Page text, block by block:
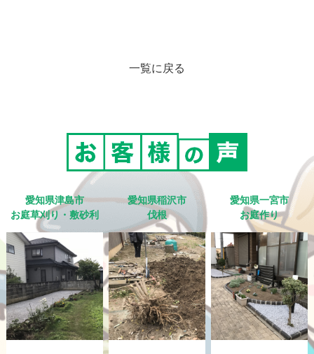
一覧に戻る
愛知県津島市
お庭草刈り・敷砂利
愛知県稲沢市
伐根
愛知県一宮市
お庭作り